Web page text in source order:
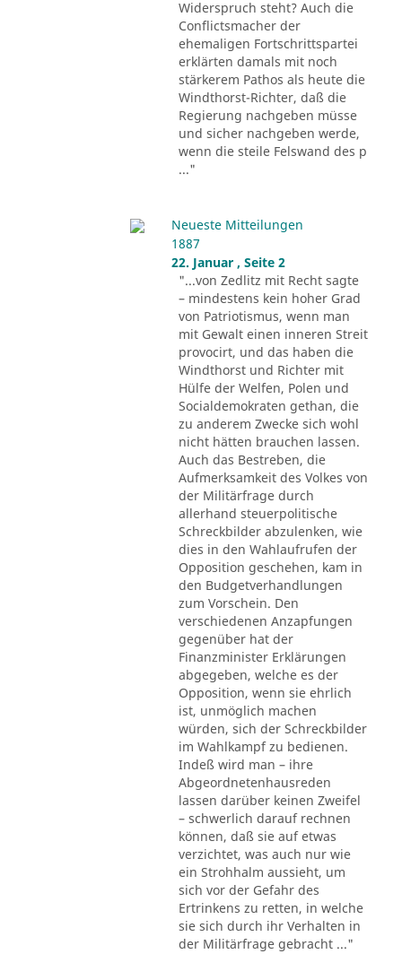
Widerspruch steht? Auch die
Conflictsmacher der
ehemaligen Fortschrittspartei
erklärten damals mit noch
stärkerem Pathos als heute die
Windthorst-Richter, daß die
Regierung nachgeben müsse
und sicher nachgeben werde,
wenn die steile Felswand des p
..."
Neueste Mitteilungen
1887
22. Januar , Seite 2
"...von Zedlitz mit Recht sagte
– mindestens kein hoher Grad
von Patriotismus, wenn man
mit Gewalt einen inneren Streit
provocirt, und das haben die
Windthorst und Richter mit
Hülfe der Welfen, Polen und
Socialdemokraten gethan, die
zu anderem Zwecke sich wohl
nicht hätten brauchen lassen.
Auch das Bestreben, die
Aufmerksamkeit des Volkes von
der Militärfrage durch
allerhand steuerpolitische
Schreckbilder abzulenken, wie
dies in den Wahlaufrufen der
Opposition geschehen, kam in
den Budgetverhandlungen
zum Vorschein. Den
verschiedenen Anzapfungen
gegenüber hat der
Finanzminister Erklärungen
abgegeben, welche es der
Opposition, wenn sie ehrlich
ist, unmöglich machen
würden, sich der Schreckbilder
im Wahlkampf zu bedienen.
Indeß wird man – ihre
Abgeordnetenhausreden
lassen darüber keinen Zweifel
– schwerlich darauf rechnen
können, daß sie auf etwas
verzichtet, was auch nur wie
ein Strohhalm aussieht, um
sich vor der Gefahr des
Ertrinkens zu retten, in welche
sie sich durch ihr Verhalten in
der Militärfrage gebracht ..."